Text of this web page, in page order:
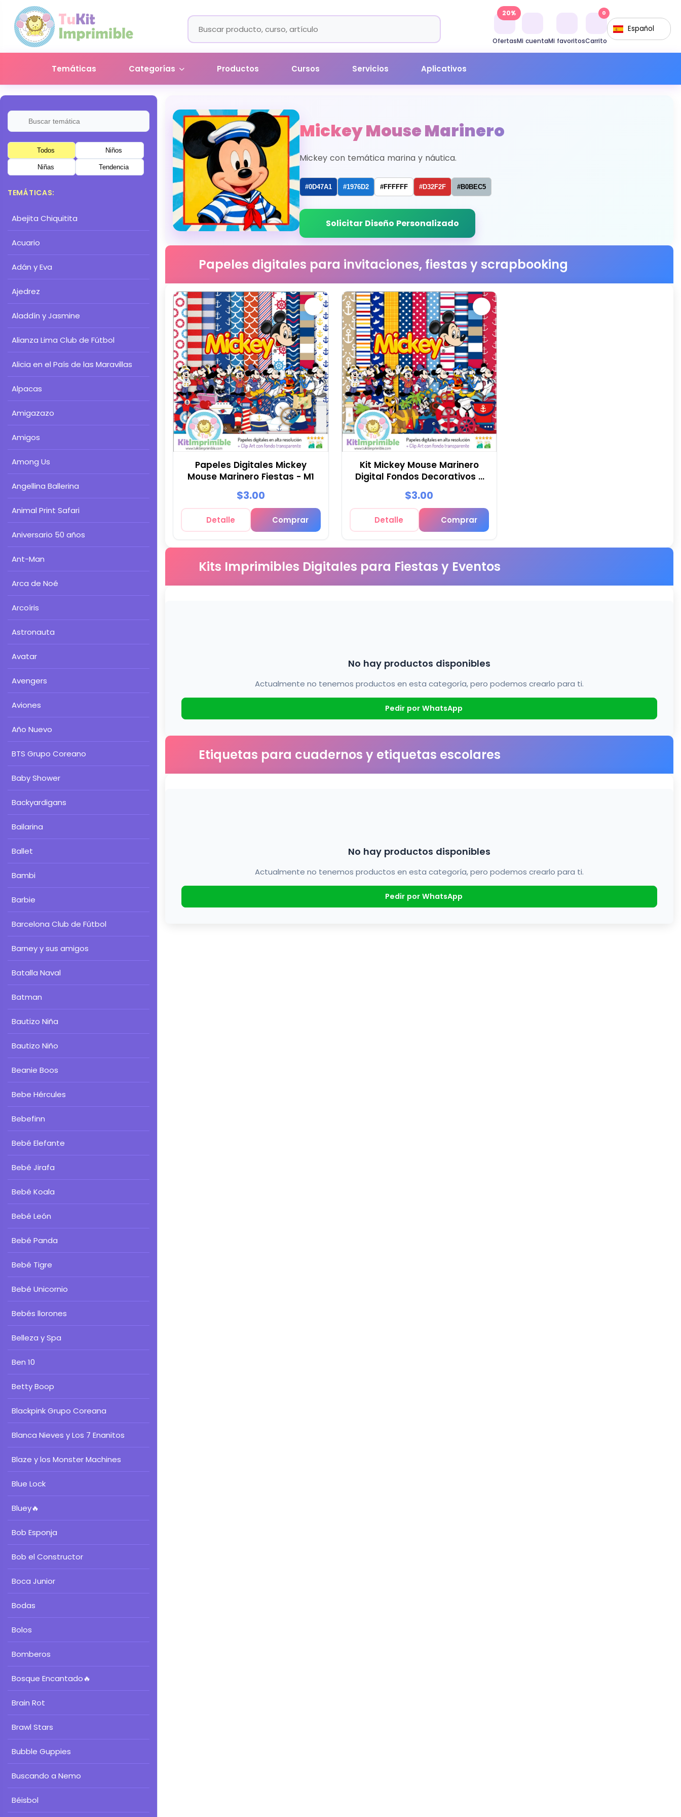
Ofertas
20%
Mi cuentaMi favoritosCarrito
0
Español
Temáticas Categorías Productos Cursos Servicios Aplicativos
Todos Niños
Niñas Tendencia
TEMÁTICAS:
Abejita Chiquitita
Acuario
Adán y Eva
Ajedrez
Aladdín y Jasmine
Alianza Lima Club de Fútbol
Alicia en el País de las Maravillas
Alpacas
Amigazazo
Amigos
Among Us
Angellina Ballerina
Animal Print Safari
Aniversario 50 años
Ant-Man
Arca de Noé
Arcoíris
Astronauta
Avatar
Avengers
Aviones
Año Nuevo
BTS Grupo Coreano
Baby Shower
Backyardigans
Bailarina
Ballet
Bambi
Barbie
Barcelona Club de Fútbol
Barney y sus amigos
Batalla Naval
Batman
Bautizo Niña
Bautizo Niño
Beanie Boos
Bebe Hércules
Bebefinn
Bebé Elefante
Bebé Jirafa
Bebé Koala
Bebé León
Bebé Panda
Bebé Tigre
Bebé Unicornio
Bebés llorones
Belleza y Spa
Ben 10
Betty Boop
Blackpink Grupo Coreana
Blanca Nieves y Los 7 Enanitos
Blaze y los Monster Machines
Blue Lock
Bluey🔥
Bob Esponja
Bob el Constructor
Boca Junior
Bodas
Bolos
Bomberos
Bosque Encantado🔥
Brain Rot
Brawl Stars
Bubble Guppies
Buscando a Nemo
Béisbol
Mickey Mouse Marinero
Mickey con temática marina y náutica.
#0D47A1 #1976D2 #FFFFFF #D32F2F #B0BEC5
Solicitar Diseño Personalizado
Papeles digitales para invitaciones, fiestas y scrapbooking
Papeles Digitales Mickey
Mouse Marinero Fiestas - M1
$3.00
Detalle Comprar
Kit Mickey Mouse Marinero
Digital Fondos Decorativos -
$3.00
Detalle Comprar
Kits Imprimibles Digitales para Fiestas y Eventos
No hay productos disponibles
Actualmente no tenemos productos en esta categoría, pero podemos crearlo para ti.
Pedir por WhatsApp
Etiquetas para cuadernos y etiquetas escolares
No hay productos disponibles
Actualmente no tenemos productos en esta categoría, pero podemos crearlo para ti.
Pedir por WhatsApp